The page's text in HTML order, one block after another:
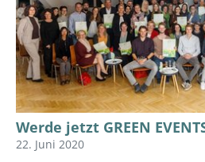
Werde jetzt GREEN
22. Juni 2020